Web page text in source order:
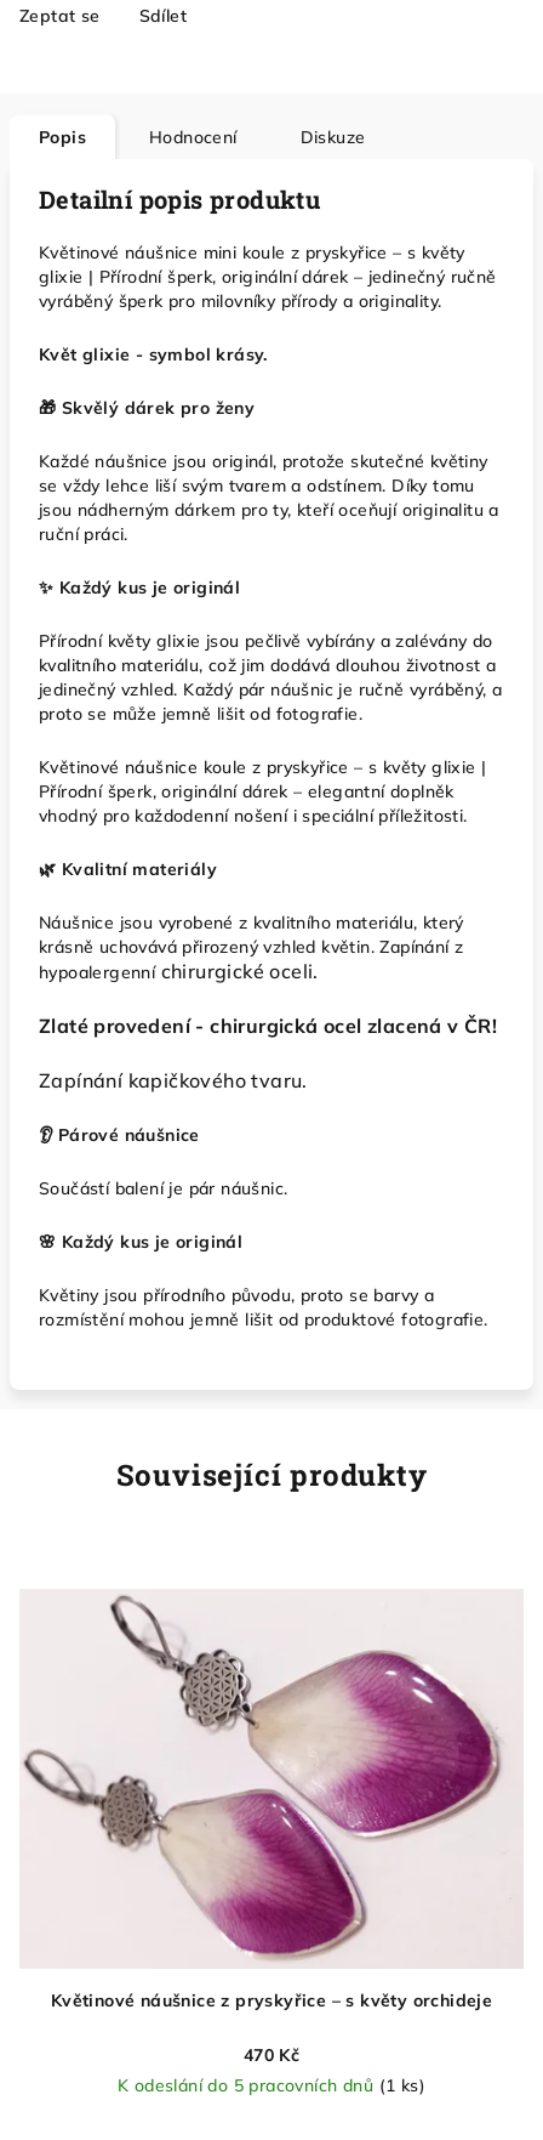
Zeptat se Sdílet
Popis Hodnocení Diskuze
Detailní popis produktu
Květinové náušnice mini koule z pryskyřice – s květy
glixie | Přírodní šperk, originální dárek – jedinečný ručně
vyráběný šperk pro milovníky přírody a originality.
Květ glixie - symbol krásy.
🎁 Skvělý dárek pro ženy
Každé náušnice jsou originál, protože skutečné květiny
se vždy lehce liší svým tvarem a odstínem. Díky tomu
jsou nádherným dárkem pro ty, kteří oceňují originalitu a
ruční práci.
✨ Každý kus je originál
Přírodní květy glixie jsou pečlivě vybírány a zalévány do
kvalitního materiálu, což jim dodává dlouhou životnost a
jedinečný vzhled. Každý pár náušnic je ručně vyráběný, a
proto se může jemně lišit od fotografie.
Květinové náušnice koule z pryskyřice – s květy glixie |
Přírodní šperk, originální dárek – elegantní doplněk
vhodný pro každodenní nošení i speciální příležitosti.
🌿 Kvalitní materiály
Náušnice jsou vyrobené z kvalitního materiálu, který
krásně uchovává přirozený vzhled květin. Zapínání z
hypoalergenní chirurgické oceli.
Zlaté provedení - chirurgická ocel zlacená v ČR!
Zapínání kapičkového tvaru.
👂 Párové náušnice
Součástí balení je pár náušnic.
🌸 Každý kus je originál
Květiny jsou přírodního původu, proto se barvy a
rozmístění mohou jemně lišit od produktové fotografie.
Související produkty
Květinové náušnice z pryskyřice – s květy orchideje
470 Kč
K odeslání do 5 pracovních dnů (1 ks)